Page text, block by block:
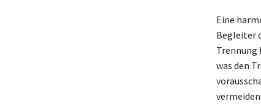
Eine
Begleiter
Trennung
was den